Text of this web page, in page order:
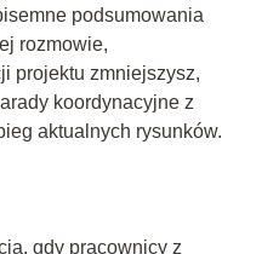
podsumowania
rozmowie,
projektu zmniejszysz,
koordynacyjne z
aktualnych rysunków.
gdy pracownicy z